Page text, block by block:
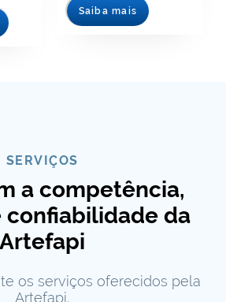
Saiba mais
SERVIÇOS
a competência,
confiabilidade da
Artefapi
os serviços oferecidos pela
Artefapi.